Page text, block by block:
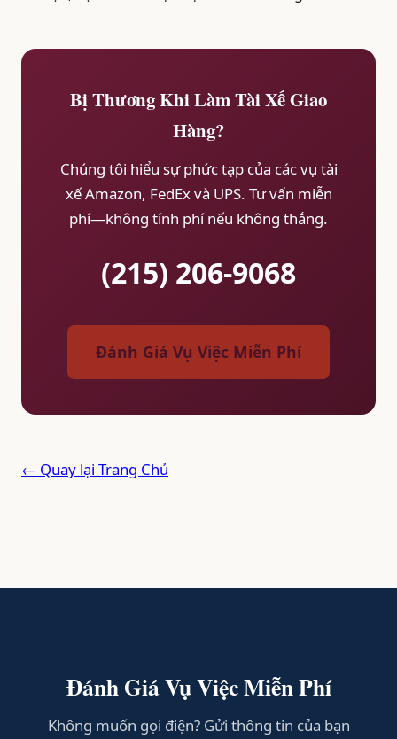
Bị Thương Khi Làm Tài Xế Giao
Hàng?
Chúng tôi hiểu sự phức tạp của các vụ tài
xế Amazon, FedEx và UPS. Tư vấn miễn
phí—không tính phí nếu không thắng.
(215) 206-9068
Đánh Giá Vụ Việc Miễn Phí
← Quay lại Trang Chủ
Đánh Giá Vụ Việc Miễn Phí
Không muốn gọi điện? Gửi thông tin của bạn